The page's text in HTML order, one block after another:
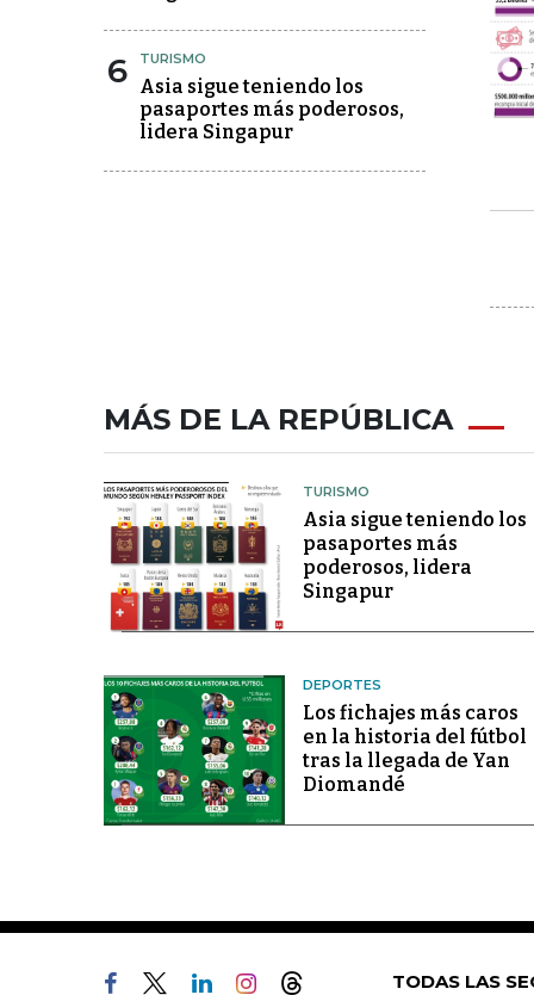
6 TURISMO
Asia sigue teniendo los
pasaportes más poderosos,
lidera Singapur
MÁS DE LA REPÚBLICA
TURISMO
Asia sigue teniendo los
pasaportes más
poderosos, lidera
Singapur
DEPORTES
Los fichajes más caros
en la historia del fútbol
tras la llegada de Yan
Diomandé
TODAS LAS